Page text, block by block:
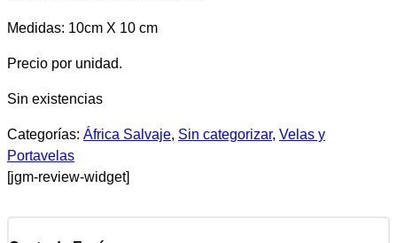
Medidas: 10cm X 10 cm
Precio por unidad.
Sin existencias
Categorías: África Salvaje, Sin categorizar, Velas y
Portavelas
[jgm-review-widget]